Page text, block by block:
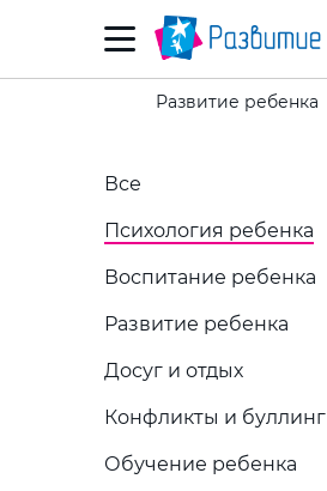
Развитие ребенка
Все
Психология ребенка
Воспитание ребенка
Развитие ребенка
Досуг и отдых
Конфликты и буллинг
Обучение ребенка